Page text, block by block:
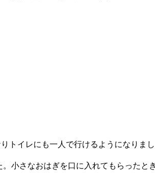
トイレにも一人で行けるようになりまし
小さなおはぎを口に入れてもらったと